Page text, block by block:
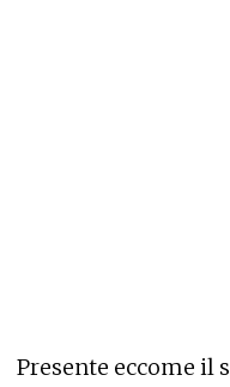
Presente eccome il